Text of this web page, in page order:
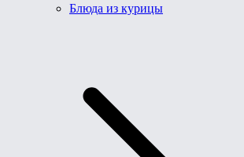
Блюда из курицы